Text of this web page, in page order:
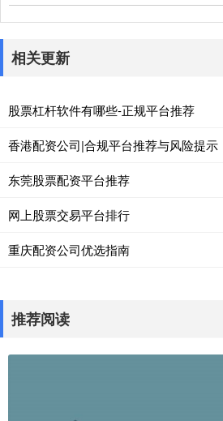
相关更新
股票杠杆软件有哪些-正规平台推荐
香港配资公司|合规平台推荐与风险提示
东莞股票配资平台推荐
网上股票交易平台排行
重庆配资公司优选指南
推荐阅读